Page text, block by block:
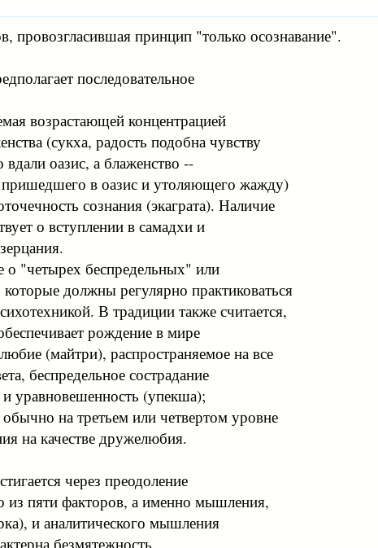
провозгласившая принцип "только осознавание".
последовательное
возрастающей концентрацией
(сукха, радость подобна чувству
оазис, а блаженство --
в оазис и утоляющего жажду)
сознания (экаграта). Наличие
о вступлении в самадхи и
о "четырех беспредельных" или
должны регулярно практиковаться
В традиции также считается,
рождение в мире
(майтри), распространяемое на все
беспредельное сострадание
уравновешенность (упекша);
на третьем или четвертом уровне
на качестве дружелюбия.
через преодоление
из пяти факторов, а именно мышления,
и аналитического мышления
безмятежность,